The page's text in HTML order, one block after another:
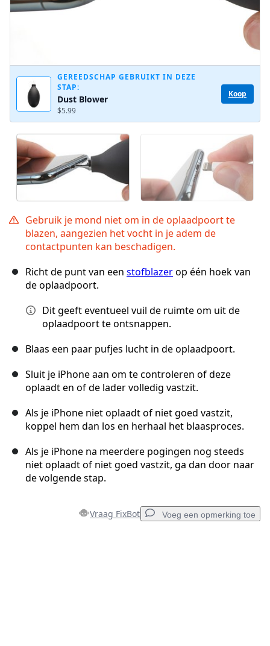
GEREEDSCHAP GEBRUIKT IN DEZE
STAP:
Dust Blower
$5.99
Koop
Gebruik je mond niet om in de oplaadpoort te
blazen, aangezien het vocht in je adem de
contactpunten kan beschadigen.
Richt de punt van een stofblazerop één hoek van
de oplaadpoort.
Dit geeft eventueel vuil de ruimte om uit de
oplaadpoort te ontsnappen.
Blaas een paar pufjes lucht in de oplaadpoort.
Sluit je iPhone aan om te controleren of deze
oplaadt en of de lader volledig vastzit.
Als je iPhone niet oplaadt of niet goed vastzit,
koppel hem dan los en herhaal het blaasproces.
Als je iPhone na meerdere pogingen nog steeds
niet oplaadt of niet goed vastzit, ga dan door naar
de volgende stap.
Vraag FixBot Voeg een opmerking toe